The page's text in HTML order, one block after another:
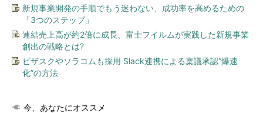
新規事業開発の手順でもう迷わない、成功率を高めるための
「3つのステップ」
連結売上高が約2倍に成長、富士フイルムが実践した新規事業
創出の戦略とは?
ビザスクやソラコムも採用 Slack連携による稟議承認“爆速
化”の方法
今、あなたにオススメ